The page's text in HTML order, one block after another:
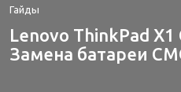
Гайды
Lenovo ThinkPad
Замена батареи